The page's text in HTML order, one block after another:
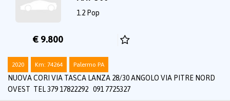
1.2 Pop
€ 9.800
2020 Km: 74264 Palermo PA
NUOVA CORI VIA TASCA LANZA 28/30 ANGOLO VIA PITRE NORD
OVEST TEL 379 17822292 091 7725327